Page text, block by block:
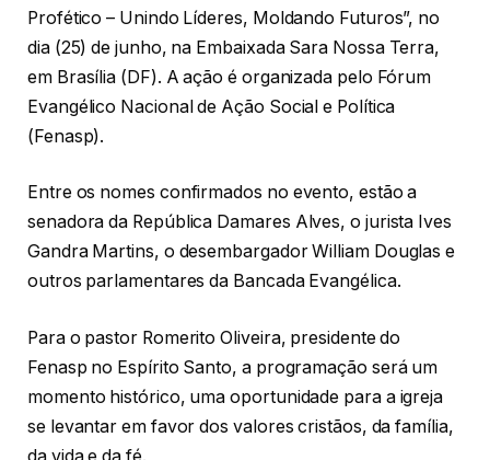
Profético – Unindo Líderes, Moldando Futuros”, no
dia (25) de junho, na Embaixada Sara Nossa Terra,
em Brasília (DF). A ação é organizada pelo Fórum
Evangélico Nacional de Ação Social e Política
(Fenasp).
Entre os nomes confirmados no evento, estão a
senadora da República Damares Alves, o jurista Ives
Gandra Martins, o desembargador William Douglas e
outros parlamentares da Bancada Evangélica.
Para o pastor Romerito Oliveira, presidente do
Fenasp no Espírito Santo, a programação será um
momento histórico, uma oportunidade para a igreja
se levantar em favor dos valores cristãos, da família,